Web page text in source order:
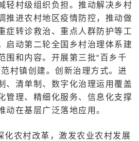
轻村级组织负担。推动解决乡村
推进农村地区疫情防控，推动做
症转诊救治、重点人群防护等工
启动第二轮全国乡村治理体系建
围和内容。开展第三批“百乡千
村镇创建。创新治理方式。进
、清单制、数字化治理运用覆盖
管理、精细化服务、信息化支撑
动在基层广泛落地应用。
化农村改革，激发农业农村发展